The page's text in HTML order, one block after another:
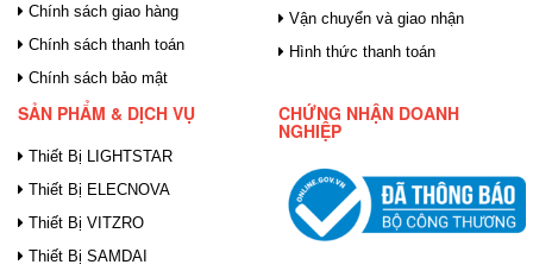
Chính sách giao hàng
Chính sách thanh toán
Chính sách bảo mật
Vận chuyển và giao nhận
Hình thức thanh toán
SẢN PHẨM & DỊCH VỤ
Thiết Bị LIGHTSTAR
Thiết Bị ELECNOVA
Thiết Bị VITZRO
Thiết Bị SAMDAI
CHỨNG NHẬN DOANH
NGHIỆP